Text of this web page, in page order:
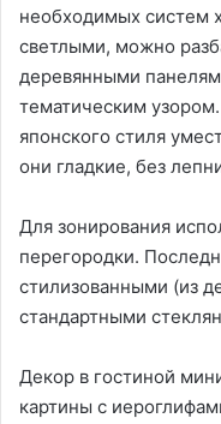
необходимых систем
светлыми, можно
деревянными
тематическим
японского стиля
они гладкие, без
Для зонирования
перегородки.
стилизованными (из
стандартными
Декор в гостиной
картины с